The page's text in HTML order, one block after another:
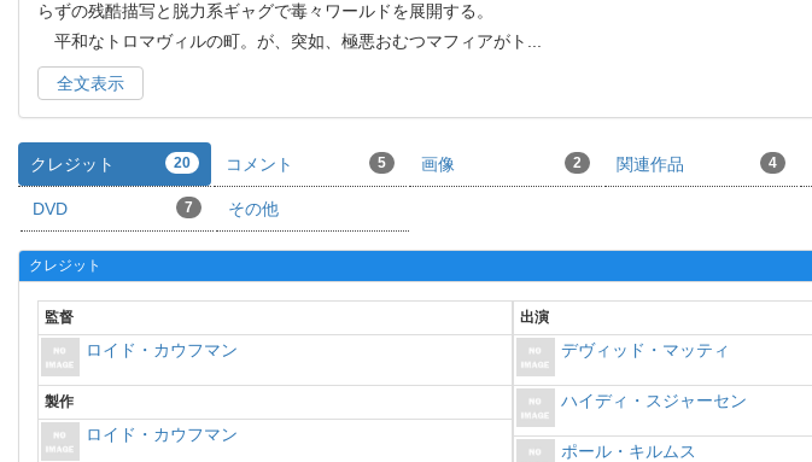
らずの残酷描写と脱力系ギャグで毒々ワールドを展開する。
平和なトロマヴィルの町。が、突如、極悪おむつマフィアがト
全文表示
クレジット 20 コメント 5 画像 2 関連作品 4
DVD 7 その他
クレジット
監督
ロイド・カウフマン
製作
ロイド・カウフマン
出演
デヴィッド・マッティ
ハイディ・スジャーセン
ポール・キルムス